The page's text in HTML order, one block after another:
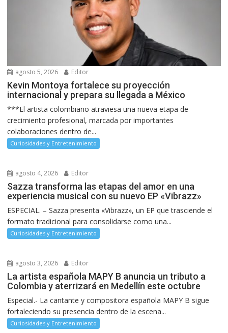
agosto 5, 2026 Editor
Kevin Montoya fortalece su proyección
internacional y prepara su llegada a México
***El artista colombiano atraviesa una nueva etapa de
crecimiento profesional, marcada por importantes
colaboraciones dentro de...
Curiosidades y Entretenimiento
agosto 4, 2026 Editor
Sazza transforma las etapas del amor en una
experiencia musical con su nuevo EP «Vibrazz»
ESPECIAL. – Sazza presenta «Vibrazz», un EP que trasciende el
formato tradicional para consolidarse como una...
Curiosidades y Entretenimiento
agosto 3, 2026 Editor
La artista española MAPY B anuncia un tributo a
Colombia y aterrizará en Medellín este octubre
Especial.- La cantante y compositora española MAPY B sigue
fortaleciendo su presencia dentro de la escena...
Curiosidades y Entretenimiento